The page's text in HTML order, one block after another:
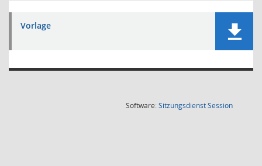
Vorlage
Software:SitzungsdienstSession(Wird in